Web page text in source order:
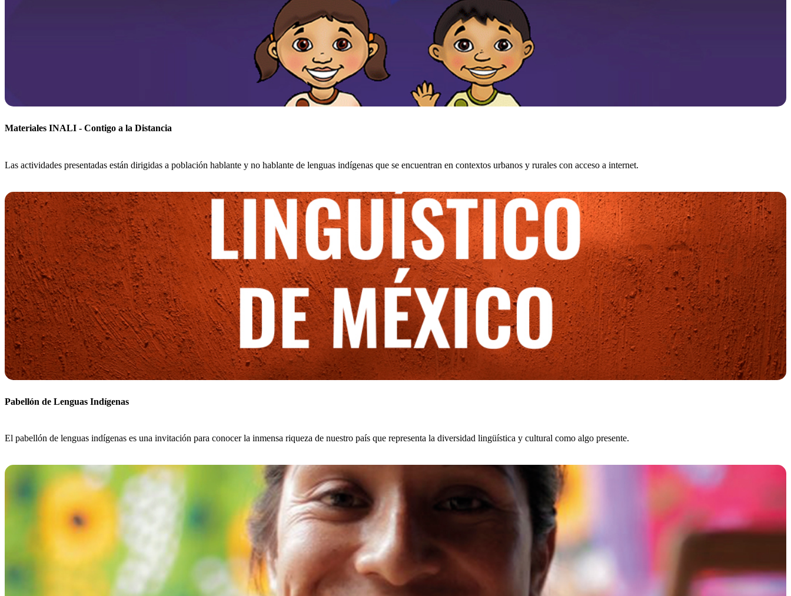
Materiales INALI - Contigo a la Distancia
Las actividades presentadas están dirigidas a población hablante y no hablante de lenguas indígenas que se encuentran en contextos urbanos y rurales con acceso a internet.
Pabellón de Lenguas Indígenas
El pabellón de lenguas indígenas es una invitación para conocer la inmensa riqueza de nuestro país que representa la diversidad lingüística y cultural como algo presente.